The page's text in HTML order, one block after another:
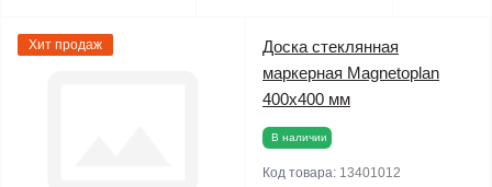
Хит продаж
Доска стеклянная
маркерная Magnetoplan
400х400 мм
В наличии
Код товара: 13401012